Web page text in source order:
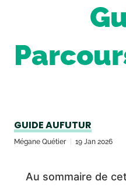
GUIDE AUFUTUR
Mégane Quétier 19 Jan 2026
Au sommaire de